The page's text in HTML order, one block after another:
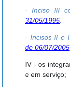
- Inciso III
31/05/1995
- Incisos II e
de 06/07/2005
IV - os
e em serviço;